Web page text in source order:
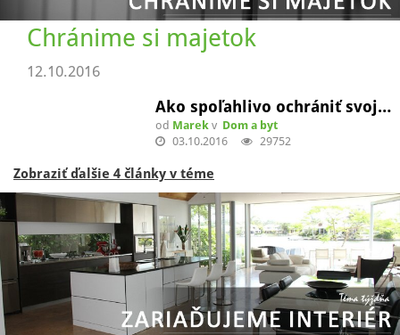
Chránime si majetok
12.10.2016
Ako spoľahlivo ochrániť svoj…
od Marek v Dom a byt
03.10.2016
29752
Zobraziť ďalšie 4 články v téme